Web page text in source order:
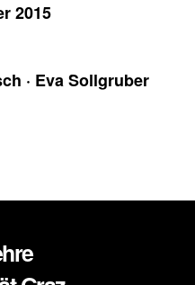
2015
· Eva Sollgruber